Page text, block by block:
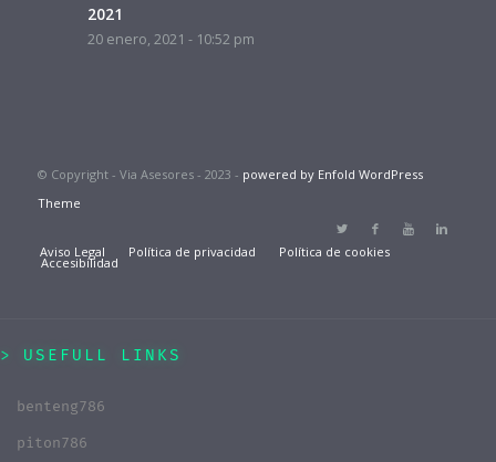
2021
20 enero, 2021 - 10:52 pm
© Copyright - Via Asesores - 2023 - powered by Enfold WordPress
Theme
Aviso Legal Política de privacidad Política de cookies
Accesibilidad
USEFULL LINKS
benteng786
piton786